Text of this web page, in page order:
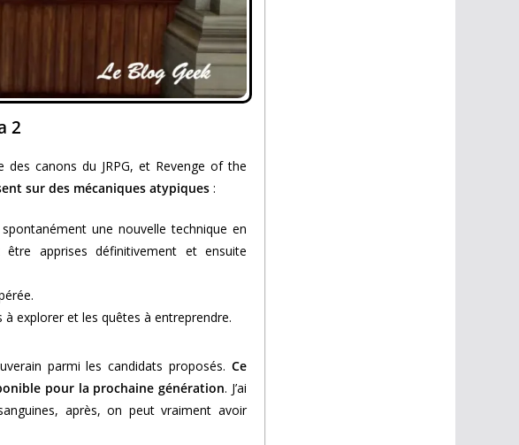
2
des canons du JRPG, et Revenge of the
sur des mécaniques atypiques :
une nouvelle technique en
apprises définitivement et ensuite
explorer et les quêtes à entreprendre.
parmi les candidats proposés. Ce
pour la prochaine génération. J’ai
après, on peut vraiment avoir